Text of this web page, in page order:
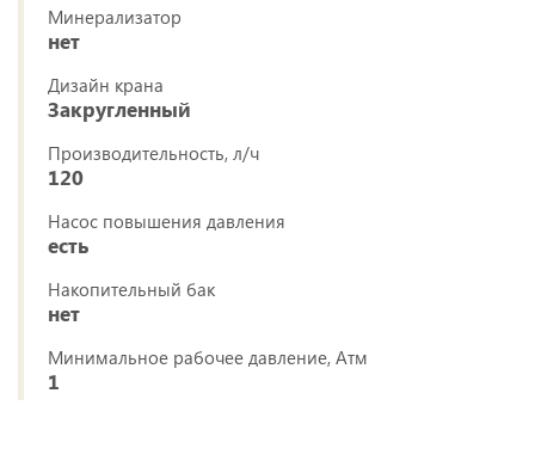
Минерализатор
нет
Дизайн крана
Закругленный
Производительность, л/ч
120
Насос повышения давления
есть
Накопительный бак
нет
Минимальное рабочее давление, Атм
1